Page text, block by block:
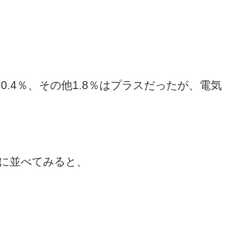
％、その他1.8％はプラスだったが、電気
並べてみると、